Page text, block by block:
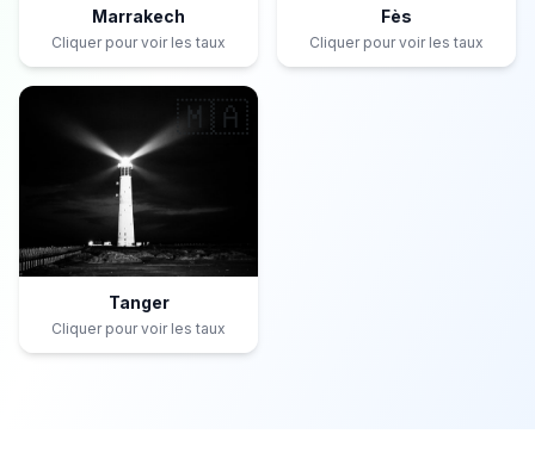
Marrakech
Cliquer pour voir les taux
Fès
Cliquer pour voir les taux
🇲🇦
Tanger
Cliquer pour voir les taux